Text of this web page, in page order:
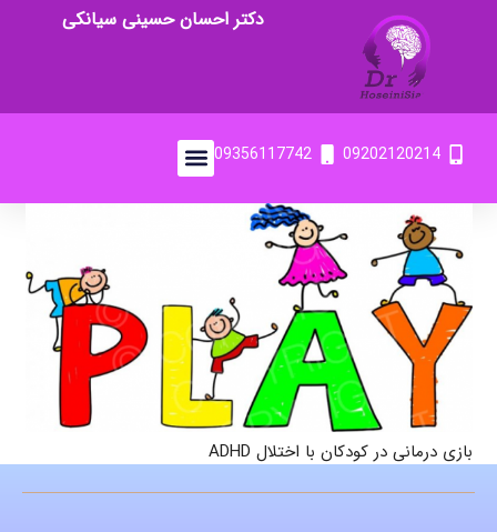
دکتر احسان حسینی سیانکی
09202120214
09356117742
بازی درمانی در کودکان با اختلال ADHD